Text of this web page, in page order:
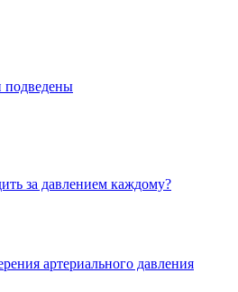
подведены
за давлением каждому?
артериального давления